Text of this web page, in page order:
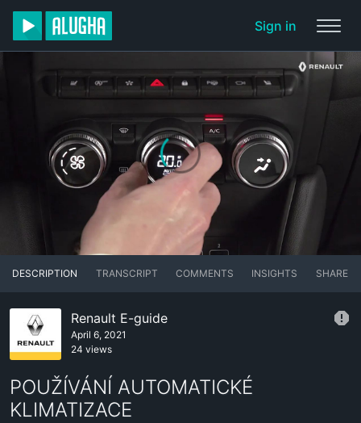
Sign in
DESCRIPTION TRANSCRIPT COMMENTS INSIGHTS SHARE
Renault E-guide
April 6, 2021
24 views
POUŽÍVÁNÍ AUTOMATICKÉ
KLIMATIZACE